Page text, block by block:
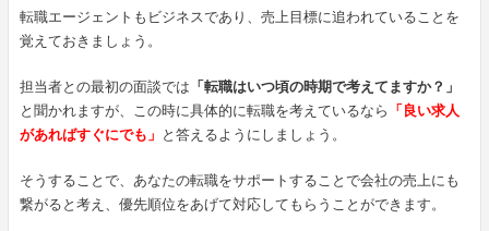
転職エージェントもビジネスであり、売上目標に追われていることを
覚えておきましょう。
担当者との最初の面談では 「転職はいつ頃の時期で考えてますか？」
と聞かれますが、この時に具体的に転職を考えているなら 「良い求人
があればすぐにでも」 と答えるようにしましょう。
そうすることで、あなたの転職をサポートすることで会社の売上にも
繋がると考え、優先順位をあげて対応してもらうことができます。